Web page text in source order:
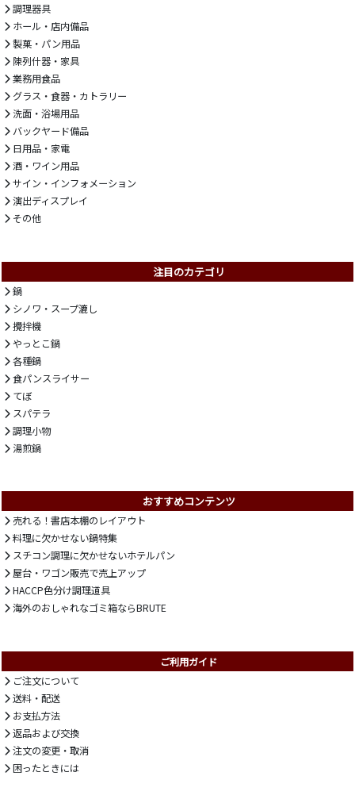
調理器具
ホール・店内備品
製菓・パン用品
陳列什器・家具
業務用食品
グラス・食器・カトラリー
洗面・浴場用品
バックヤード備品
日用品・家電
酒・ワイン用品
サイン・インフォメーション
演出ディスプレイ
その他
注目のカテゴリ
鍋
シノワ・スープ漉し
攪拌機
やっとこ鍋
各種鍋
食パンスライサー
てぼ
スパテラ
調理小物
湯煎鍋
おすすめコンテンツ
売れる！書店本棚のレイアウト
料理に欠かせない鍋特集
スチコン調理に欠かせないホテルパン
屋台・ワゴン販売で売上アップ
HACCP色分け調理道具
海外のおしゃれなゴミ箱ならBRUTE
ご利用ガイド
ご注文について
送料・配送
お支払方法
返品および交換
注文の変更・取消
困ったときには